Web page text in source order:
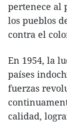
pertenece al
los pueblos
contra el
​En 1954, la
países
fuerzas
calidad,